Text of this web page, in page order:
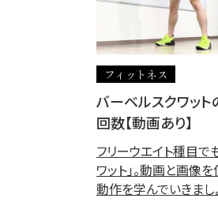
フィットネス
バーベルスクワット
回数【動画あり】
フリーウエイト種目で
ワット」。動画と画像
動作を学んでいきま